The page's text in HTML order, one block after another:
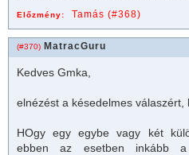
Előzmény: Tamás (#368)
(#370) MatracGuru
Kedves Gmka,
elnézést a késedelmes válaszért,
HOgy egy egybe vagy két
ebben az esetben inkább a